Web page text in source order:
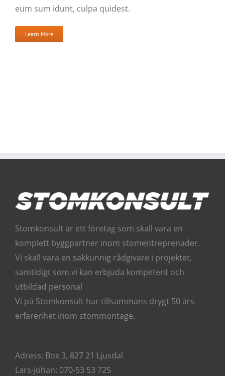
eum sum idunt, culpa quidest.
Learn More
Stomkonsult är ett företag som skall vara en
komplett byggpartner inom stomentreprenader.
Vi skall vara en sakkunnig rådgivare i projektet,
samtidigt som vi kan erbjuda kompetent och
utbildad personal
Vi på Stomkonsult har tillsammans drygt 50 års
erfarenhet inom stommontage.
Adress: Box 3, 827 21 Ljusdal
Lars-Johan: 070-53 53 725